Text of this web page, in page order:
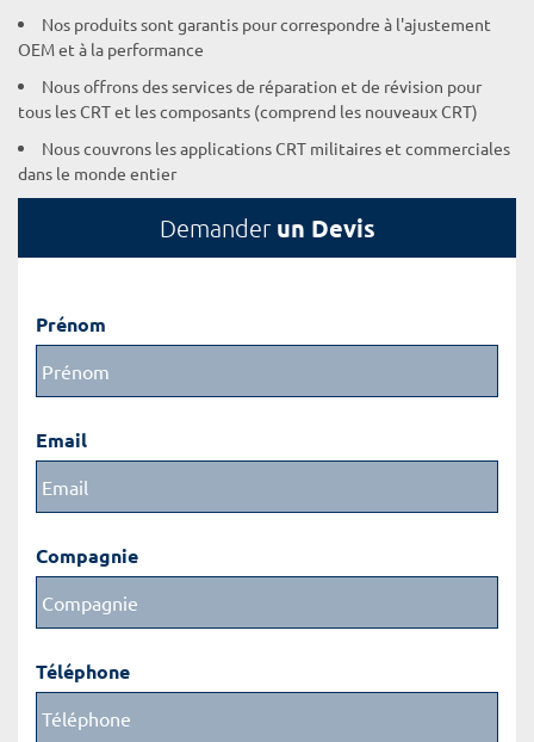
Nos produits sont garantis pour correspondre à l'ajustement
OEM et à la performance
Nous offrons des services de réparation et de révision pour
tous les CRT et les composants (comprend les nouveaux CRT)
Nous couvrons les applications CRT militaires et commerciales
dans le monde entier
Demander un Devis
Prénom
Email
Compagnie
Téléphone